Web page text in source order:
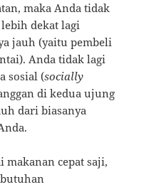
maka Anda tidak
dekat lagi
jauh (yaitu pembeli
Anda tidak lagi
sosial (socially
di kedua ujung
dari biasanya
cepat saji,